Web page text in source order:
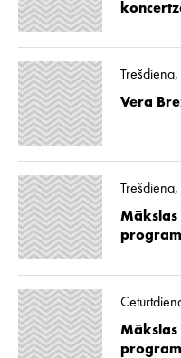
Vera
Mākslas
Mākslas